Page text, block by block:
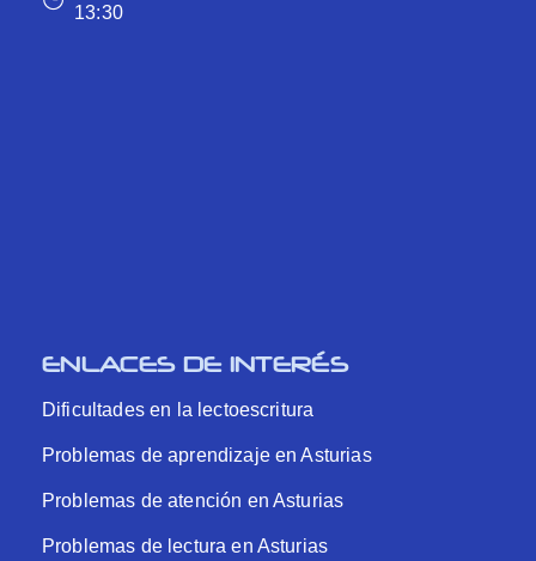
13:30
ENLACES DE INTERÉS
Dificultades en la lectoescritura
Problemas de aprendizaje en Asturias
Problemas de atención en Asturias
Problemas de lectura en Asturias